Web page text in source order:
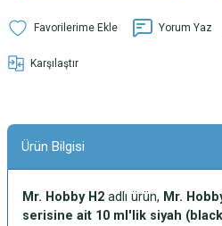
Yorum Yaz
Karşılaştır
Ürün Bilgisi
Mr. Hobby H2 adlı ürün, Mr.
serisine ait 10 ml'lik siyah